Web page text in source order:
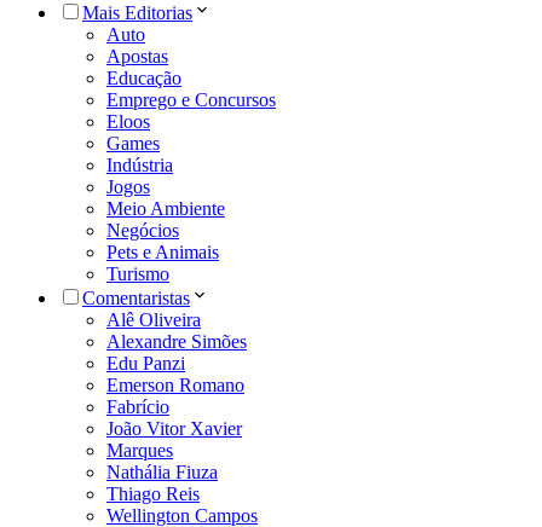
Mais Editorias
Auto
Apostas
Educação
Emprego e Concursos
Eloos
Games
Indústria
Jogos
Meio Ambiente
Negócios
Pets e Animais
Turismo
Comentaristas
Alê Oliveira
Alexandre Simões
Edu Panzi
Emerson Romano
Fabrício
João Vitor Xavier
Marques
Nathália Fiuza
Thiago Reis
Wellington Campos